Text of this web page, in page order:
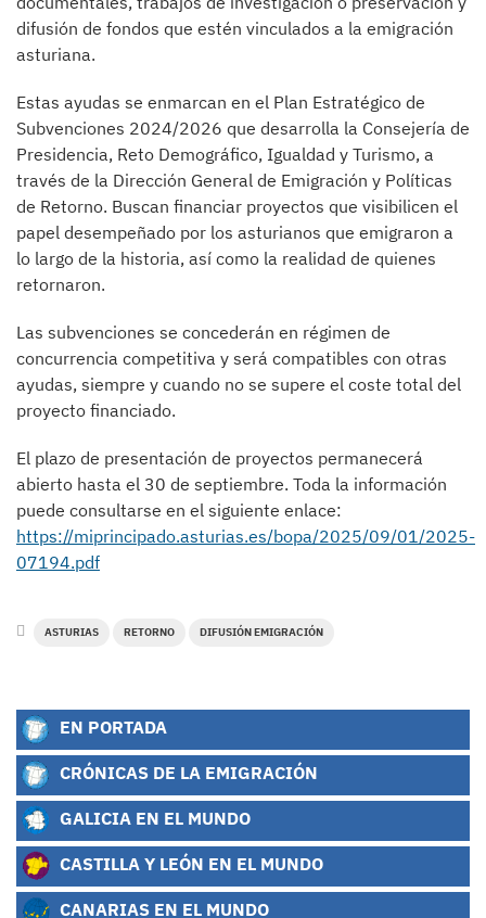
difusión de fondos que estén vinculados a la emigración
asturiana.
Estas ayudas se enmarcan en el Plan Estratégico de
Subvenciones 2024/2026 que desarrolla la Consejería de
Presidencia, Reto Demográfico, Igualdad y Turismo, a
través de la Dirección General de Emigración y Políticas
de Retorno. Buscan financiar proyectos que visibilicen el
papel desempeñado por los asturianos que emigraron a
lo largo de la historia, así como la realidad de quienes
retornaron.
Las subvenciones se concederán en régimen de
concurrencia competitiva y será compatibles con otras
ayudas, siempre y cuando no se supere el coste total del
proyecto financiado.
El plazo de presentación de proyectos permanecerá
abierto hasta el 30 de septiembre. Toda la información
puede consultarse en el siguiente enlace:
https://miprincipado.asturias.es/bopa/2025/09/01/2025-
07194.pdf
ASTURIAS RETORNO DIFUSIÓN EMIGRACIÓN
EN PORTADA
CRÓNICAS DE LA EMIGRACIÓN
GALICIA EN EL MUNDO
CASTILLA Y LEÓN EN EL MUNDO
CANARIAS EN EL MUNDO